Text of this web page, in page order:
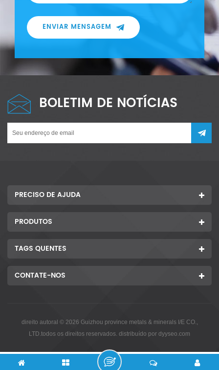
ENVIAR MENSAGEM
BOLETIM DE NOTÍCIAS
PRECISO DE AJUDA
PRODUTOS
TAGS QUENTES
CONTATE-NOS
direito autoral © 2026 Guizhou province metals & minerals I/E CO.,
LTD.todos os direitos reservados. distribuído por dyyseo.com